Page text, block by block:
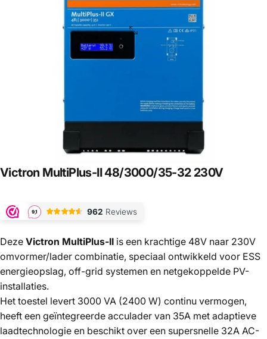
Victron MultiPlus-II48/3000/35-32 230V
Deze Victron MultiPlus-II is een krachtige 48V naar 230V
omvormer/lader combinatie, speciaal ontwikkeld voor ESS
energieopslag, off-grid systemen en netgekoppelde PV-
installaties.
Het toestel levert 3000 VA (2400 W) continu vermogen,
heeft een geïntegreerde acculader van 35A met adaptieve
laadtechnologie en beschikt over een supersnelle 32A AC-